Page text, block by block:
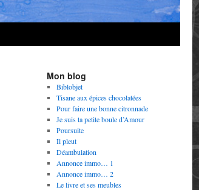
Mon blog
Biblobjet
Tisane aux épices chocolatées
Pour faire une bonne citronnade
Je suis ta petite boule d’Amour
Poursuite
Il pleut
Déambulation
Annonce immo… 1
Annonce immo… 2
Le livre et ses meubles